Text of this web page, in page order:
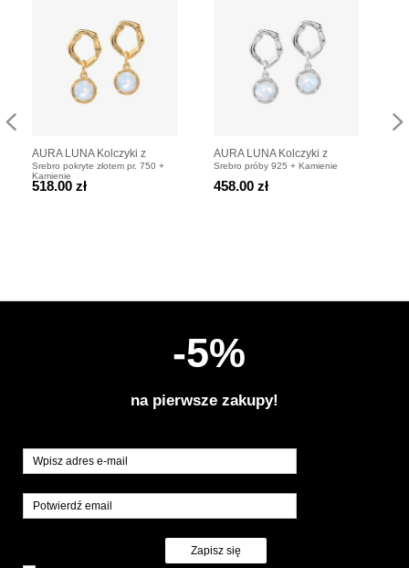
AURA LUNA Kolczyki z
kamieniami do wyboru
pozłacane
Srebro pokryte złotem pr. 750 +
Kamienie
518.00 zł
AURA LUNA Kolczyki z
kamieniami do wyboru
srebrne
Srebro próby 925 + Kamienie
458.00 zł
-5%
na pierwsze zakupy!
Zapisz się